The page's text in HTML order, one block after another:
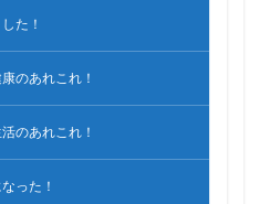
た！
のあれこれ！
のあれこれ！
った！